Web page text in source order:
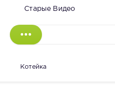
Старые Видео
Котейка